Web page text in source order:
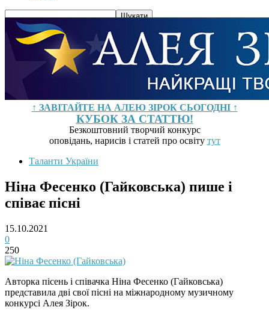
↑ ЗАВІТАЙТЕ НА АЛЕЮ ЗІРОК СЬОГОДНІ ↑
КУБОК ЗА СТАТТЮ!
Безкоштовний творчий конкурс
оповідань, нарисів і статей про освіту тут
Таланти України
Ніна Фесенко (Гайковська) пише і
співає пісні
15.10.2021
0
250
Авторка пісень і співачка Ніна Фесенко (Гайковська)
представила дві свої пісні на міжнародному музичному
конкурсі Алея Зірок.